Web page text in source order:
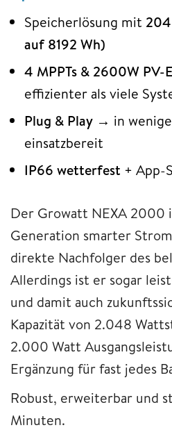
Speicherlösung mit
auf 8192 Wh)
4 MPPTs & 2600W PV-
effizienter als viele
Plug & Play → in
einsatzbereit
IP66 wetterfest + App-
Der Growatt NEXA 2000
Generation smarter
direkte Nachfolger des
Allerdings ist er sogar
und damit auch
Kapazität von 2.048
2.000 Watt
Ergänzung für fast jedes
Robust, erweiterbar und
Minuten.